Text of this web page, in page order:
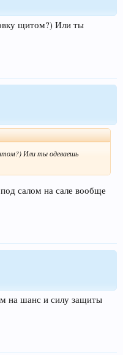
щитом?) Или ты
Или ты одеваешь
салом на сале вообще
на шанс и силу защиты